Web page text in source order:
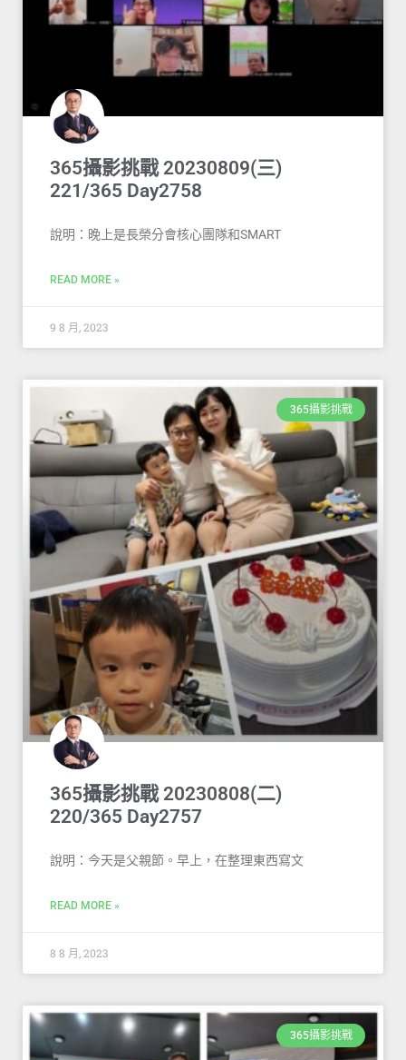
365攝影挑戰 20230809(三)
221/365 Day2758
說明：晚上是長榮分會核心團隊和SMART
READ MORE »
9 8 月, 2023
365攝影挑戰
365攝影挑戰 20230808(二)
220/365 Day2757
說明：今天是父親節。早上，在整理東西寫文
READ MORE »
8 8 月, 2023
365攝影挑戰